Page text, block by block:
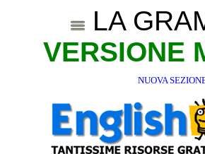
LA
VERSIONE
NUOVA